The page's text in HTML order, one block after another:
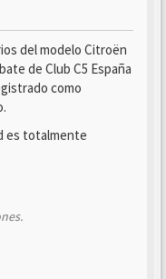
del modelo Citroën
de Club C5 España
como
es totalmente